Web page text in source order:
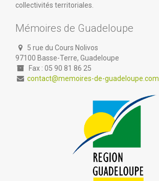
collectivités territoriales.
Mémoires de Guadeloupe
5 rue du Cours Nolivos
97100 Basse-Terre, Guadeloupe
Fax : 05 90 81 86 25
contact@memoires-de-guadeloupe.com